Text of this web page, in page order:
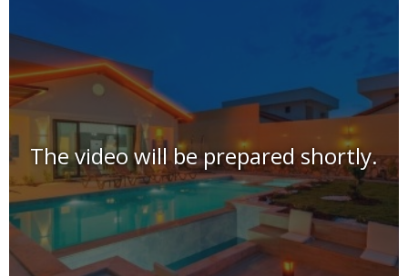
The video will be prepared shortly.